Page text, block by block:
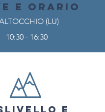
E ORARIO
(LU)
10:30 - 16:30
E